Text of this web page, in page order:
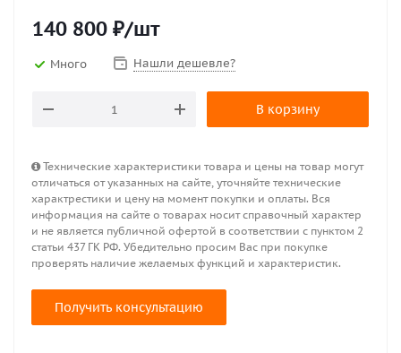
140 800 ₽/шт
Много Нашли дешевле?
В корзину
Технические характеристики товара и цены на товар могут
отличаться от указанных на сайте, уточняйте технические
характрестики и цену на момент покупки и оплаты. Вся
информация на сайте о товарах носит справочный характер
и не является публичной офертой в соответствии с пунктом 2
статьи 437 ГК РФ. Убедительно просим Вас при покупке
проверять наличие желаемых функций и характеристик.
Получить консультацию